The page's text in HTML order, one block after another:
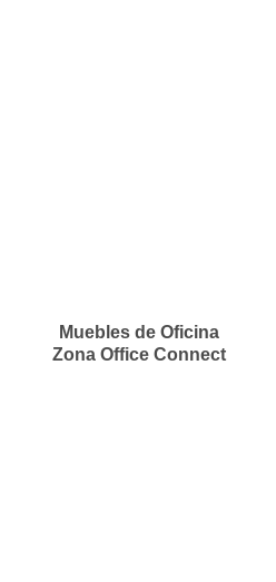
Muebles de Oficina
Zona Office Connect